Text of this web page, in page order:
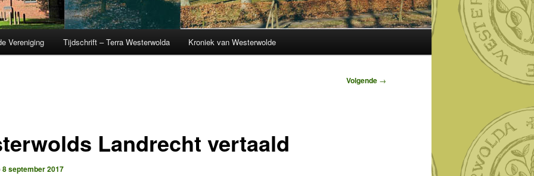
Vereniging Tijdschrift – Terra Westerwolda Kroniek van Westerwolde
Volgende →
Landrecht vertaald
8 september 2017